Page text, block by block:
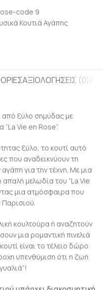
code 9
Κουτιά Αγάπης
ΑΞΙΟΛΟΓΉΣΕΙΣ (0)
από ξύλο σημύδας με
“La Vie en Rose”.
ξύλο, το κουτί αυτό
που αναδεικνύουν τη
για την τέχνη. Με μια
μελωδία του “La Vie
μια ατμόσφαιρα που
κουλτούρα ή αναζητούν
μια ρομαντική πινελιά
είναι το τέλειο δώρο
υπενθύμιση ότι η ζωή